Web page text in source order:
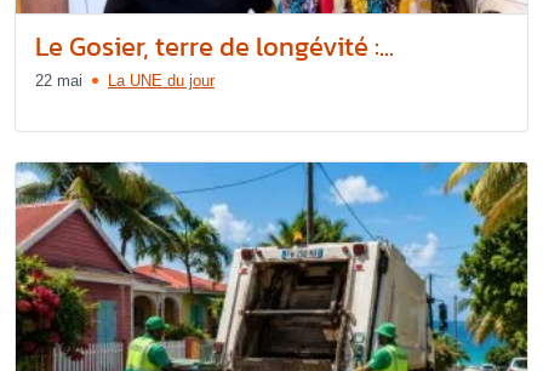
Le Gosier, terre de longévité :...
22 mai La UNE du jour